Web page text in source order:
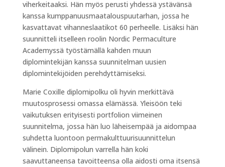
viherkeitaaksi. Hän myös perusti yhdessä ystävänsä
kanssa kumppanuusmaatalouspuutarhan, jossa he
kasvattavat vihanneslaatikot 60 perheelle. Lisäksi hän
suunnitteli itselleen roolin Nordic Permaculture
Academyssä työstämällä kahden muun
diplomintekijän kanssa suunnitelman uusien
diplomintekijöiden perehdyttämiseksi.
Marie Coxille diplomipolku oli hyvin merkittävä
muutosprosessi omassa elämässä. Yleisöön teki
vaikutuksen erityisesti portfolion viimeinen
suunnitelma, jossa hän luo läheisempää ja aidompaa
suhdetta luontoon permakulttuurisuunnittelun
välinein. Diplomipolun varrella hän koki
saavuttaneensa tavoitteensa olla aidosti oma itsensä